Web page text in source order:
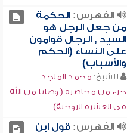
الفهرس:الحكمة
من جعل الرجل هو
السيد , الرجال قوامون
على النساء (الحكم
والأسباب)
للشيخ: محمد المنجد
جزء من محاضرة ( وصايا من الله
في العشرة الزوجية)
الفهرس:قول ابن